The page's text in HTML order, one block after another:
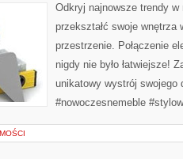
Odkryj najnowsze trendy
przekształć swoje wnętrza
przestrzenie. Połączenie
nigdy nie było łatwiejsze!
unikatowy wystrój swojego
#nowoczesnemeble